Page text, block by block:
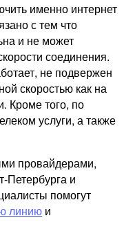
именно интернет
с тем что
и не может
соединения.
не подвержен
скоростью как на
Кроме того, по
услуги, а также
провайдерами,
Петербурга и
помогут
линию и